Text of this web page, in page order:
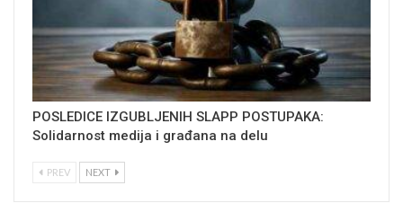
POSLEDICE IZGUBLJENIH SLAPP POSTUPAKA:
Solidarnost medija i građana na delu
PREV NEXT